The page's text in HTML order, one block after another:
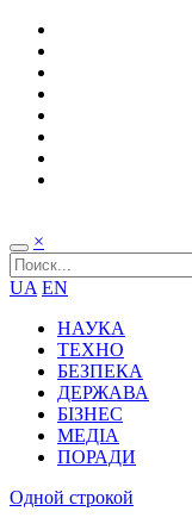
×
UA EN
НАУКА
ТЕХНО
БЕЗПЕКА
ДЕРЖАВА
БІЗНЕС
МЕДІА
ПОРАДИ
Одной строкой